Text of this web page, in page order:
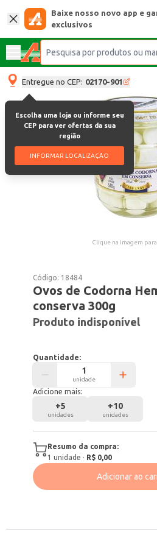
Baixe nosso novo app e
exclusivos
Entregue no CEP: 02170-901
Escolha uma loja ou informe seu
CEP para ver ofertas da sua
região
INFORMAR LOCALIZAÇÃO
Clique na imagem
Código: 18484
Ovos de Codorna
conserva 300g
Produto indisponível
Quantidade:
unidade
Adicione mais:
+5
unidades
+10
unidades
Resumo da compra:
1 unidade · R$ 0,00
Adicionar ao